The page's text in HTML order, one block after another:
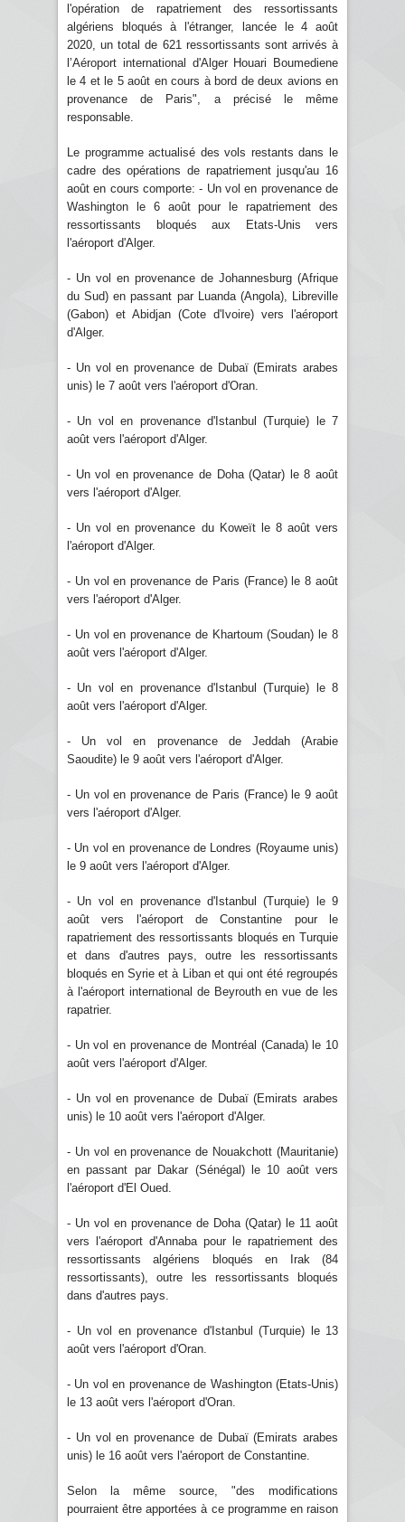
l'opération de rapatriement des ressortissants
algériens bloqués à l'étranger, lancée le 4 août
2020, un total de 621 ressortissants sont arrivés à
l’Aéroport international d'Alger Houari Boumediene
le 4 et le 5 août en cours à bord de deux avions en
provenance de Paris", a précisé le même
responsable.
Le programme actualisé des vols restants dans le
cadre des opérations de rapatriement jusqu'au 16
août en cours comporte: - Un vol en provenance de
Washington le 6 août pour le rapatriement des
ressortissants bloqués aux Etats-Unis vers
l'aéroport d'Alger.
- Un vol en provenance de Johannesburg (Afrique
du Sud) en passant par Luanda (Angola), Libreville
(Gabon) et Abidjan (Cote d'Ivoire) vers l'aéroport
d'Alger.
- Un vol en provenance de Dubaï (Emirats arabes
unis) le 7 août vers l'aéroport d'Oran.
- Un vol en provenance d'Istanbul (Turquie) le 7
août vers l'aéroport d'Alger.
- Un vol en provenance de Doha (Qatar) le 8 août
vers l'aéroport d'Alger.
- Un vol en provenance du Koweït le 8 août vers
l'aéroport d'Alger.
- Un vol en provenance de Paris (France) le 8 août
vers l'aéroport d'Alger.
- Un vol en provenance de Khartoum (Soudan) le 8
août vers l'aéroport d'Alger.
- Un vol en provenance d'Istanbul (Turquie) le 8
août vers l'aéroport d'Alger.
- Un vol en provenance de Jeddah (Arabie
Saoudite) le 9 août vers l'aéroport d'Alger.
- Un vol en provenance de Paris (France) le 9 août
vers l'aéroport d'Alger.
- Un vol en provenance de Londres (Royaume unis)
le 9 août vers l'aéroport d'Alger.
- Un vol en provenance d'Istanbul (Turquie) le 9
août vers l'aéroport de Constantine pour le
rapatriement des ressortissants bloqués en Turquie
et dans d'autres pays, outre les ressortissants
bloqués en Syrie et à Liban et qui ont été regroupés
à l'aéroport international de Beyrouth en vue de les
rapatrier.
- Un vol en provenance de Montréal (Canada) le 10
août vers l'aéroport d'Alger.
- Un vol en provenance de Dubaï (Emirats arabes
unis) le 10 août vers l'aéroport d'Alger.
- Un vol en provenance de Nouakchott (Mauritanie)
en passant par Dakar (Sénégal) le 10 août vers
l'aéroport d'El Oued.
- Un vol en provenance de Doha (Qatar) le 11 août
vers l'aéroport d'Annaba pour le rapatriement des
ressortissants algériens bloqués en Irak (84
ressortissants), outre les ressortissants bloqués
dans d'autres pays.
- Un vol en provenance d'Istanbul (Turquie) le 13
août vers l'aéroport d'Oran.
- Un vol en provenance de Washington (Etats-Unis)
le 13 août vers l'aéroport d'Oran.
- Un vol en provenance de Dubaï (Emirats arabes
unis) le 16 août vers l'aéroport de Constantine.
Selon la même source, "des modifications
pourraient être apportées à ce programme en raison